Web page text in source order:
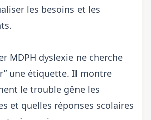
les besoins et les
MDPH dyslexie ne cherche
une étiquette. Il montre
le trouble gêne les
et quelles réponses scolaires